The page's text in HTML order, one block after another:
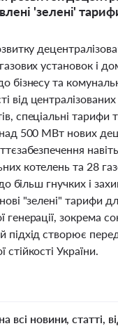
'зелені'
установок і
бізнесу та
від
спеціальні
500 МВт нових
котелень та 28
до більш гнучких і
"зелені" тарифи
зокрема
підхід створює
України.
новини, статті,